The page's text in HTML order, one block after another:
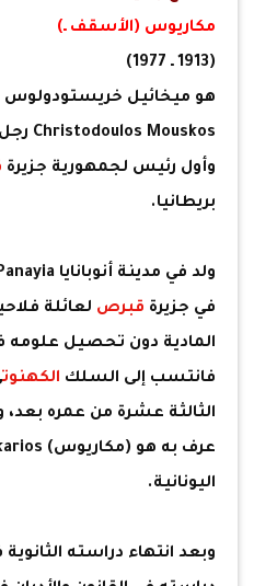
مكاريوس (الأسقف ـ)
(1913 ـ 1977)
Christodoulos Mouskos رجل دين وسياسي
وأول رئيس لجمهورية جزيرة
بريطانيا.
في جزيرة قبرص لعائلة
المادية دون تحصيل علومه في
فانتسب إلى السلك الكهنوت
الثالثة عشرة من عمره بعد،
اليونانية.
وبعد انتهاء دراسته الثانوية